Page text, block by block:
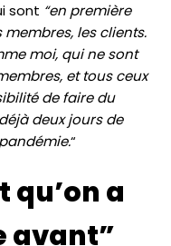
sont “en première
les clients.
moi, qui ne sont
et tous ceux
de faire du
deux jours de
“
qu’on a
avant”